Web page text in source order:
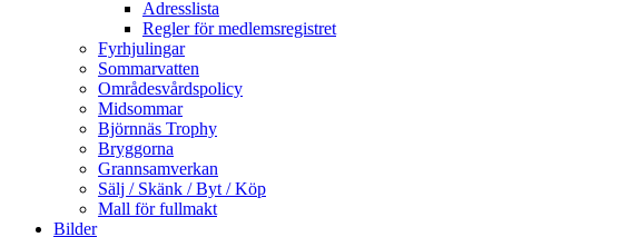
Adresslista
Regler för medlemsregistret
Fyrhjulingar
Sommarvatten
Områdesvårdspolicy
Midsommar
Björnnäs Trophy
Bryggorna
Grannsamverkan
Sälj / Skänk / Byt / Köp
Mall för fullmakt
Bilder